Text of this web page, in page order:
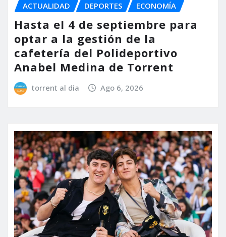
ACTUALIDAD DEPORTES ECONOMÍA
Hasta el 4 de septiembre para
optar a la gestión de la
cafetería del Polideportivo
Anabel Medina de Torrent
torrent al dia Ago 6, 2026